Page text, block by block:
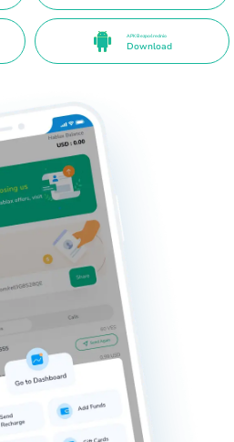
APK Bezpośrednio
Download